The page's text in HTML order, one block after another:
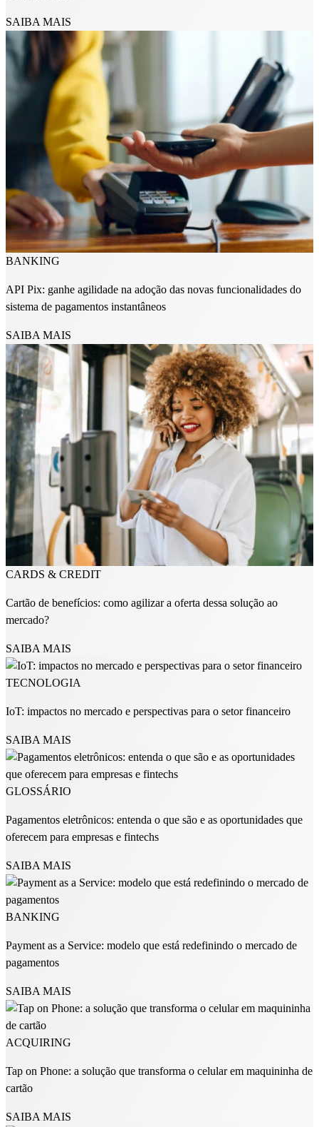
SAIBA MAIS
BANKING
API Pix: ganhe agilidade na adoção das novas funcionalidades do
sistema de pagamentos instantâneos
SAIBA MAIS
CARDS & CREDIT
Cartão de benefícios: como agilizar a oferta dessa solução ao
mercado?
SAIBA MAIS
TECNOLOGIA
IoT: impactos no mercado e perspectivas para o setor financeiro
SAIBA MAIS
GLOSSÁRIO
Pagamentos eletrônicos: entenda o que são e as oportunidades que
oferecem para empresas e fintechs
SAIBA MAIS
BANKING
Payment as a Service: modelo que está redefinindo o mercado de
pagamentos
SAIBA MAIS
ACQUIRING
Tap on Phone: a solução que transforma o celular em maquininha de
cartão
SAIBA MAIS